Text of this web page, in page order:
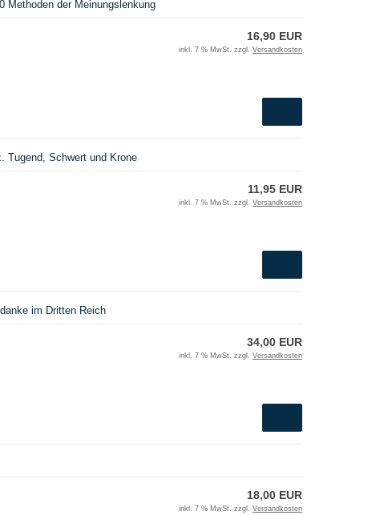
Methoden der Meinungslenkung
16,90 EUR
inkl. 7 % MwSt. zzgl. Versandkosten
Tugend, Schwert und Krone
11,95 EUR
inkl. 7 % MwSt. zzgl. Versandkosten
im Dritten Reich
34,00 EUR
inkl. 7 % MwSt. zzgl. Versandkosten
18,00 EUR
inkl. 7 % MwSt. zzgl. Versandkosten